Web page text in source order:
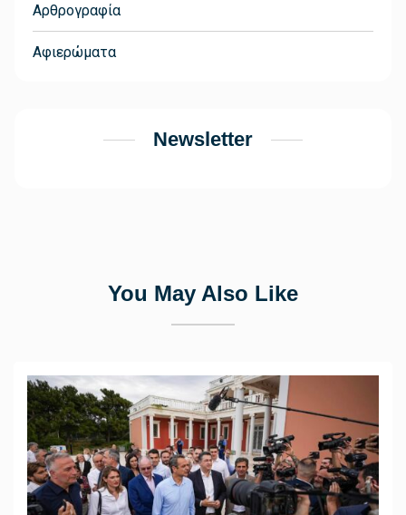
Αρθρογραφία
Αφιερώματα
Newsletter
You May Also Like